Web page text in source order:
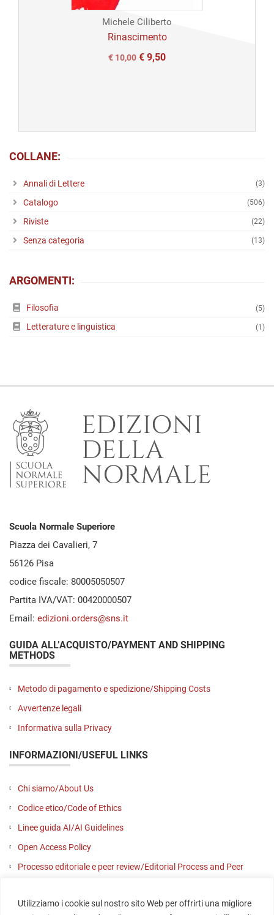
Utilizziamo i cookie sul nostro sito Web per offrirti una migliore
Michele Ciliberto
Rinascimento
Il
€ 10,00.
€ 10,00Il
€ 10,00.
€ 9,50
COLLANE:
Annali di Lettere (3)
Catalogo (506)
Riviste (22)
Senza categoria (13)
ARGOMENTI:
Filosofia (5)
Letterature e linguistica (1)
Scuola Normale Superiore
Piazza dei Cavalieri, 7
56126 Pisa
codice fiscale: 80005050507
Partita IVA/VAT: 00420000507
Email: edizioni.orders@sns.it
GUIDA ALL’ACQUISTO/PAYMENT AND SHIPPING
METHODS
Metodo di pagamento e spedizione/Shipping Costs
Avvertenze legali
Informativa sulla Privacy
INFORMAZIONI/USEFUL LINKS
Chi siamo/About Us
Codice etico/Code of Ethics
Linee guida AI/AI Guidelines
Open Access Policy
Processo editoriale e peer review/Editorial Process and Peer
Contattaci/Contact us